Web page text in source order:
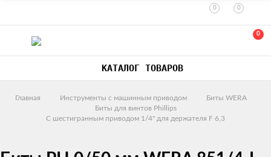
0 0
0
КАТАЛОГ ТОВАРОВ
Главная Инструменты с машинным приводом
Биты WERA
Биты для винтов Phillips
С шестигранным приводом 1/4" для держателя F 6,3